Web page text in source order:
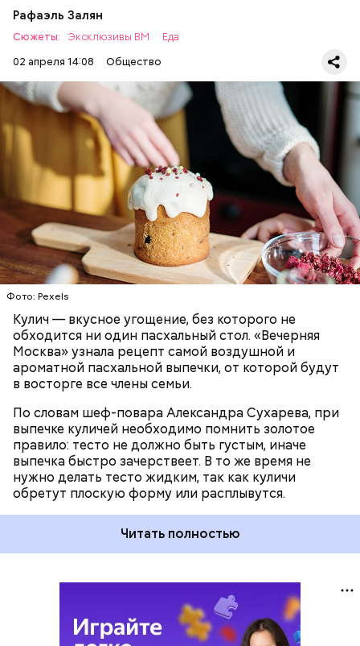
Рафаэль Залян
Сюжеты: Эксклюзивы ВМ
Еда
02 апреля 14:08
Общество
Фото: Pexels
Кулич — вкусное угощение, без которого не
обходится ни один пасхальный стол. «Вечерняя
Москва» узнала рецепт самой воздушной и
ароматной пасхальной выпечки, от которой будут
в восторге все члены семьи.
По словам шеф-повара Александра Сухарева, при
выпечке куличей необходимо помнить золотое
правило: тесто не должно быть густым, иначе
выпечка быстро зачерствеет. В то же время не
нужно делать тесто жидким, так как куличи
обретут плоскую форму или расплывутся.
Первый необычный рецепт кулича несколько
отличается от классической рецептуры, так как
содержит нестандартную начинку:
Читать полностью
ПРАЗДНИКИ РЕЦЕПТЫ ПАСХА